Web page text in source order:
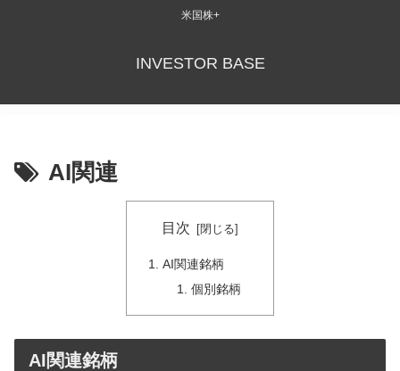
米国株+
INVESTOR BASE
AI関連
目次
AI関連銘柄
個別銘柄
AI関連銘柄